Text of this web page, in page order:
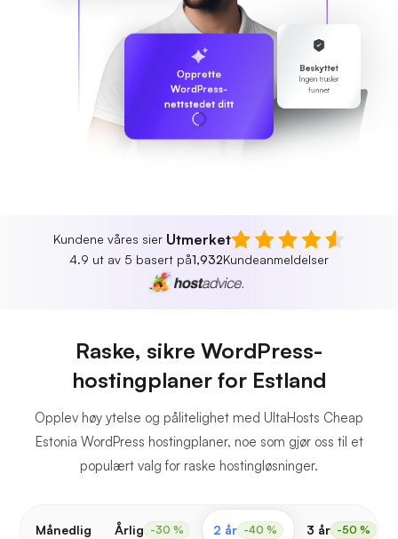
Beskyttet
Ingen trusler
funnet
Opprette
WordPress-
nettstedet ditt
Kundene våres sier Utmerket
4.9 ut av 5 basert på1,932Kundeanmeldelser
Raske, sikre WordPress-
hostingplaner for Estland
Opplev høy ytelse og pålitelighet med UltaHosts Cheap
Estonia WordPress hostingplaner, noe som gjør oss til et
populært valg for raske hostingløsninger.
Månedlig Årlig -30 % 2 år -40 % 3 år -50 %